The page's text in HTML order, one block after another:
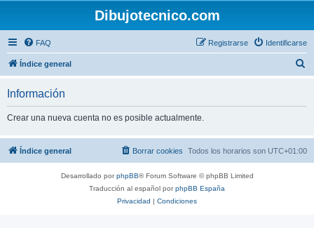
Dibujotecnico.com
FAQ Identificarse
Registrarse
Índice general
r
Información
Crear una nueva cuenta no es posible actualmente.
Índice general Todos los horarios son UTC+01:00
Borrar cookies
Desarrollado porphpBB® Forum Software © phpBB Limited
Traducción al español porphpBB España
Privacidad | Condiciones